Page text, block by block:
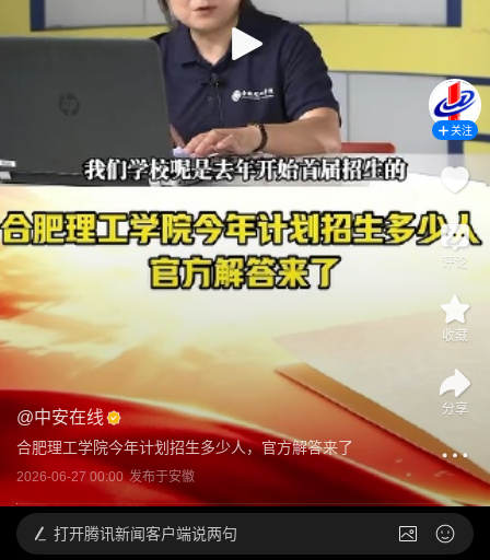
@中安在线
合肥理工学院今年计划招生多少人，官方解答来了
2026-06-27 00:00 发布于安徽
关注
评论
收藏
分享
打开腾讯新闻客户端说两句